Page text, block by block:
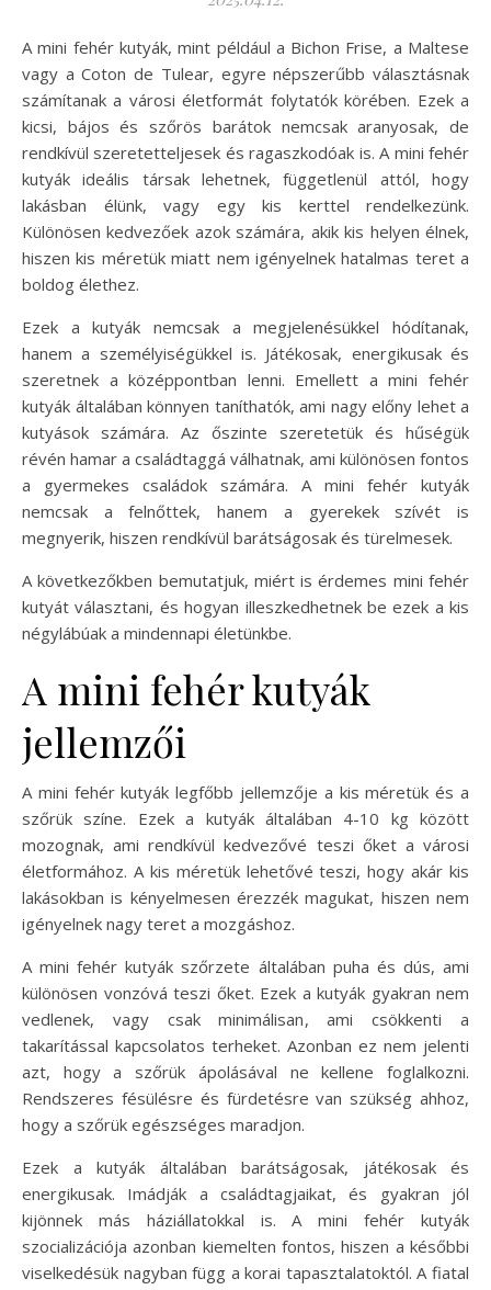
A mini fehér kutyák, mint például a Bichon Frise, a Maltese
vagy a Coton de Tulear, egyre népszerűbb választásnak
számítanak a városi életformát folytatók körében. Ezek a
kicsi, bájos és szőrös barátok nemcsak aranyosak, de
rendkívül szeretetteljesek és ragaszkodóak is. A mini fehér
kutyák ideális társak lehetnek, függetlenül attól, hogy
lakásban élünk, vagy egy kis kerttel rendelkezünk.
Különösen kedvezőek azok számára, akik kis helyen élnek,
hiszen kis méretük miatt nem igényelnek hatalmas teret a
boldog élethez.
Ezek a kutyák nemcsak a megjelenésükkel hódítanak,
hanem a személyiségükkel is. Játékosak, energikusak és
szeretnek a középpontban lenni. Emellett a mini fehér
kutyák általában könnyen taníthatók, ami nagy előny lehet a
kutyások számára. Az őszinte szeretetük és hűségük
révén hamar a családtaggá válhatnak, ami különösen fontos
a gyermekes családok számára. A mini fehér kutyák
nemcsak a felnőttek, hanem a gyerekek szívét is
megnyerik, hiszen rendkívül barátságosak és türelmesek.
A következőkben bemutatjuk, miért is érdemes mini fehér
kutyát választani, és hogyan illeszkedhetnek be ezek a kis
négylábúak a mindennapi életünkbe.
A mini fehér kutyák
jellemzői
A mini fehér kutyák legfőbb jellemzője a kis méretük és a
szőrük színe. Ezek a kutyák általában 4-10 kg között
mozognak, ami rendkívül kedvezővé teszi őket a városi
életformához. A kis méretük lehetővé teszi, hogy akár kis
lakásokban is kényelmesen érezzék magukat, hiszen nem
igényelnek nagy teret a mozgáshoz.
A mini fehér kutyák szőrzete általában puha és dús, ami
különösen vonzóvá teszi őket. Ezek a kutyák gyakran nem
vedlenek, vagy csak minimálisan, ami csökkenti a
takarítással kapcsolatos terheket. Azonban ez nem jelenti
azt, hogy a szőrük ápolásával ne kellene foglalkozni.
Rendszeres fésülésre és fürdetésre van szükség ahhoz,
hogy a szőrük egészséges maradjon.
Ezek a kutyák általában barátságosak, játékosak és
energikusak. Imádják a családtagjaikat, és gyakran jól
kijönnek más háziállatokkal is. A mini fehér kutyák
szocializációja azonban kiemelten fontos, hiszen a későbbi
viselkedésük nagyban függ a korai tapasztalatoktól. A fiatal